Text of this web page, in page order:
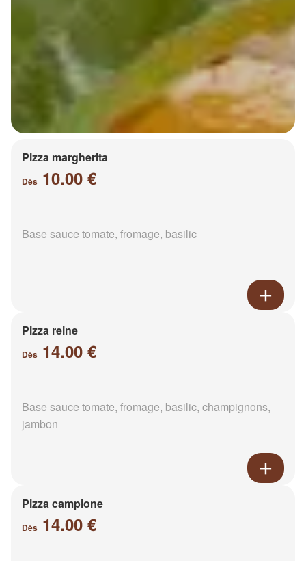
Pizza margherita
Dès 10.00 €
Base sauce tomate, fromage, basilic
Pizza reine
Dès 14.00 €
Base sauce tomate, fromage, basilic, champignons,
jambon
Pizza campione
Dès 14.00 €